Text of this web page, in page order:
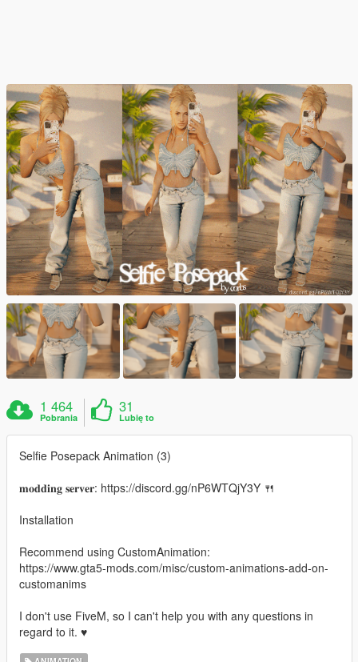
1 464
Pobrania
31
Lubię to
Selfie Posepack Animation (3)
𝐦𝐨𝐝𝐝𝐢𝐧𝐠 𝐬𝐞𝐫𝐯𝐞𝐫: https://discord.gg/nP6WTQjY3Y 🍴
Installation
Recommend using CustomAnimation:
https://www.gta5-mods.com/misc/custom-animations-add-on-
customanims
I don't use FiveM, so I can't help you with any questions in
regard to it. ♥